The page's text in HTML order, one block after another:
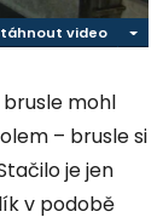
video
mohl
– brusle si
je jen
v podobě